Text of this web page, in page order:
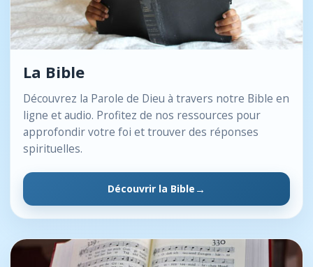
La Bible
Découvrez la Parole de Dieu à travers notre Bible en
ligne et audio. Profitez de nos ressources pour
approfondir votre foi et trouver des réponses
spirituelles.
Découvrir la Bible